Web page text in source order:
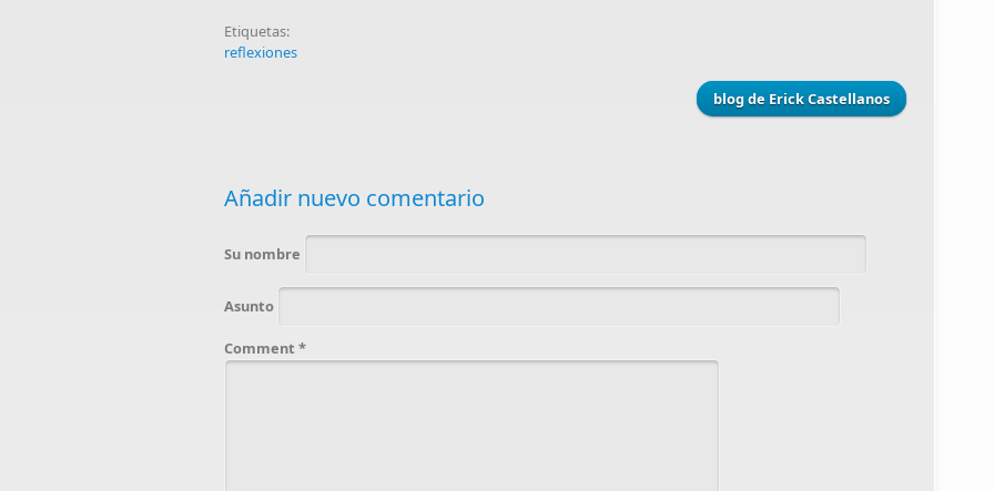
Etiquetas:
reflexiones
blog de Erick Castellanos
Añadir nuevo comentario
Su nombre
Asunto
Comment *